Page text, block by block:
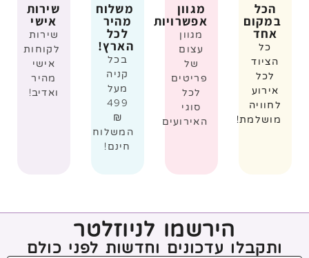
הכל
במקום
אחד
כל
הציוד
לכל
אירוע
לחוויה
מושלמת!
מגוון
אפשרויות
מגוון
עצום
של
פריטים
לכל
סוגי
האירועים
משלוח
מהיר
לכל
הארץ!
בכל
קניה
מעל
499
₪
המשלוח
חינם!
שירות
אישי
שירות
לקוחות
אישי
מהיר
ואדיב!
הירשמו לניוזלטר
ותקבלו עדכונים וחדשות לפני כולם